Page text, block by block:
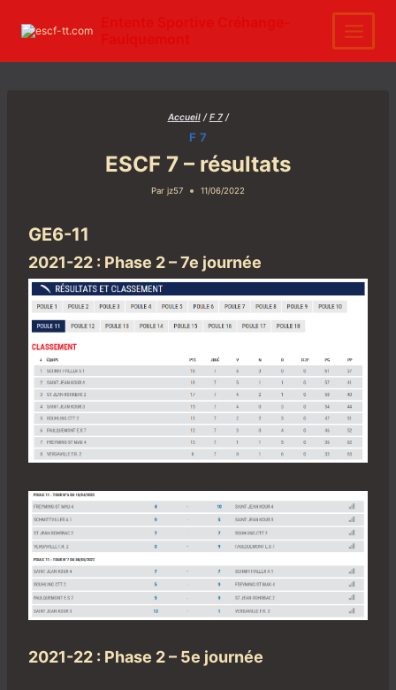
contenu
Accueil / F 7 /
F 7
ESCF 7 – résultats
Par jz57 11/06/2022
GE6-11
2021-22 : Phase 2 – 7e journée
2021-22 : Phase 2 – 5e journée